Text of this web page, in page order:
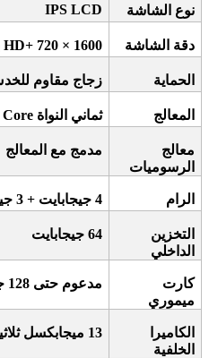
نوع الشاشة IPS LCD
دقة الشاشة HD+ 720 × 1600
الحماية زجاج مقاوم
المعالج ثماني النواة Octa Core (
معالج
الرسوميات
مدمج مع المعالج
الرام 4 جيجابايت + 3 جيجابايت
التخزين
الداخلي
64 جيجابايت
كارت
ميموري
مدعوم حتى 128 جيجابايت
الكاميرا
الخلفية
13 ميجابكسل